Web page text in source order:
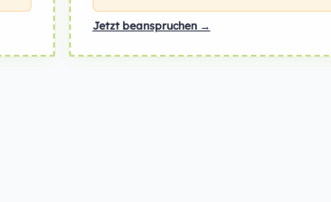
Jetzt beanspruchen →